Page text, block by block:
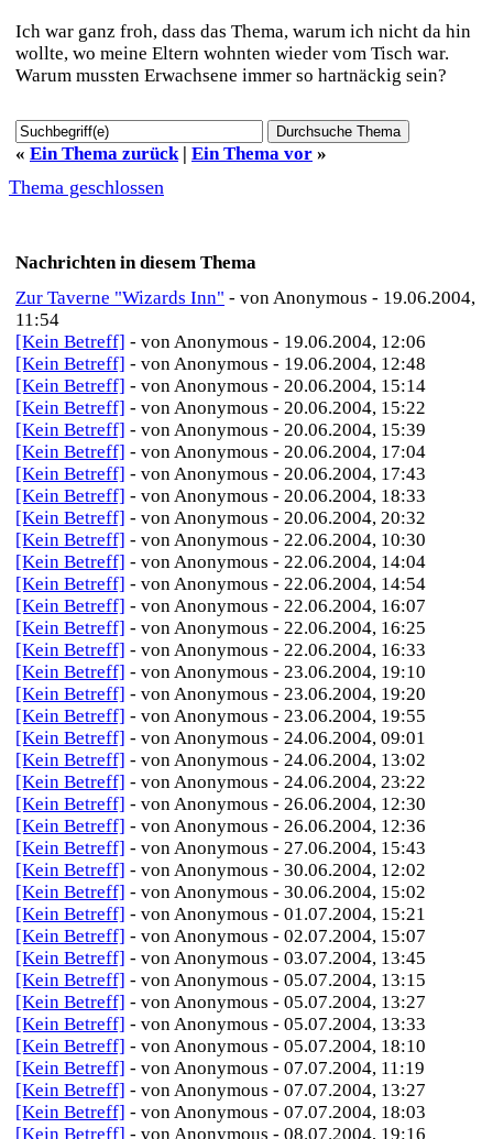
Ich war ganz froh, dass das Thema, warum ich nicht da hin
wollte, wo meine Eltern wohnten wieder vom Tisch war.
Warum mussten Erwachsene immer so hartnäckig sein?
« Ein Thema zurück| Ein Thema vor »
Thema geschlossen
Nachrichten in diesem Thema
Zur Taverne "Wizards Inn" - von Anonymous - 19.06.2004,
11:54
[Kein Betreff] - von Anonymous - 19.06.2004, 12:06
[Kein Betreff] - von Anonymous - 19.06.2004, 12:48
[Kein Betreff] - von Anonymous - 20.06.2004, 15:14
[Kein Betreff] - von Anonymous - 20.06.2004, 15:22
[Kein Betreff] - von Anonymous - 20.06.2004, 15:39
[Kein Betreff] - von Anonymous - 20.06.2004, 17:04
[Kein Betreff] - von Anonymous - 20.06.2004, 17:43
[Kein Betreff] - von Anonymous - 20.06.2004, 18:33
[Kein Betreff] - von Anonymous - 20.06.2004, 20:32
[Kein Betreff] - von Anonymous - 22.06.2004, 10:30
[Kein Betreff] - von Anonymous - 22.06.2004, 14:04
[Kein Betreff] - von Anonymous - 22.06.2004, 14:54
[Kein Betreff] - von Anonymous - 22.06.2004, 16:07
[Kein Betreff] - von Anonymous - 22.06.2004, 16:25
[Kein Betreff] - von Anonymous - 22.06.2004, 16:33
[Kein Betreff] - von Anonymous - 23.06.2004, 19:10
[Kein Betreff] - von Anonymous - 23.06.2004, 19:20
[Kein Betreff] - von Anonymous - 23.06.2004, 19:55
[Kein Betreff] - von Anonymous - 24.06.2004, 09:01
[Kein Betreff] - von Anonymous - 24.06.2004, 13:02
[Kein Betreff] - von Anonymous - 24.06.2004, 23:22
[Kein Betreff] - von Anonymous - 26.06.2004, 12:30
[Kein Betreff] - von Anonymous - 26.06.2004, 12:36
[Kein Betreff] - von Anonymous - 27.06.2004, 15:43
[Kein Betreff] - von Anonymous - 30.06.2004, 12:02
[Kein Betreff] - von Anonymous - 30.06.2004, 15:02
[Kein Betreff] - von Anonymous - 01.07.2004, 15:21
[Kein Betreff] - von Anonymous - 02.07.2004, 15:07
[Kein Betreff] - von Anonymous - 03.07.2004, 13:45
[Kein Betreff] - von Anonymous - 05.07.2004, 13:15
[Kein Betreff] - von Anonymous - 05.07.2004, 13:27
[Kein Betreff] - von Anonymous - 05.07.2004, 13:33
[Kein Betreff] - von Anonymous - 05.07.2004, 18:10
[Kein Betreff] - von Anonymous - 07.07.2004, 11:19
[Kein Betreff] - von Anonymous - 07.07.2004, 13:27
[Kein Betreff] - von Anonymous - 07.07.2004, 18:03
[Kein Betreff] - von Anonymous - 08.07.2004, 19:16